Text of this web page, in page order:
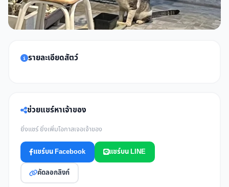
รายละเอียดสัตว์
ช่วยแชร์หาเจ้าของ
ยิ่งแชร์ ยิ่งเพิ่มโอกาสเจอเจ้าของ
แชร์บน Facebook แชร์บน LINE
คัดลอกลิงก์